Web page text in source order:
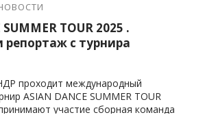
TOUR 2025 .
репортаж с турнира
проходит международный
ASIAN DANCE SUMMER TOUR
участие сборная команда